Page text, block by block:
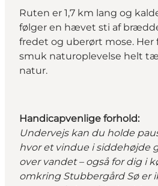
Ruten er 1,7 km lang og
følger en hævet sti af
fredet og uberørt mose. Her
smuk naturoplevelse helt
natur.
Handicapvenlige forhold:
Undervejs kan du holde
hvor et vindue i siddehøjde
over vandet – også for dig i
omkring Stubbergård Sø er